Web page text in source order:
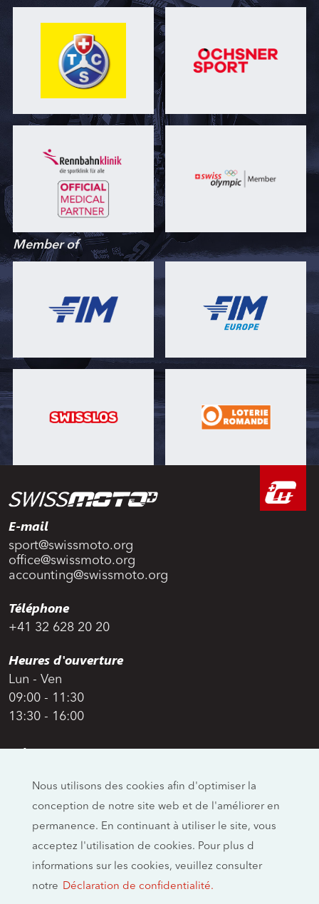
Member of
E-mail
sport@swissmoto.org
office@swissmoto.org
accounting@swissmoto.org
Téléphone
+41 32 628 20 20
Heures d'ouverture
Lun - Ven
09:00 - 11:30
13:30 - 16:00
Adresse
Allmendstrasse 26
CH-4658 Däniken
Réseaux sociaux
Nous utilisons des cookies afin d'optimiser la
conception de notre site web et de l'améliorer en
permanence. En continuant à utiliser le site, vous
acceptez l'utilisation de cookies. Pour plus d
informations sur les cookies, veuillez consulter
notre Déclaration de confidentialité.